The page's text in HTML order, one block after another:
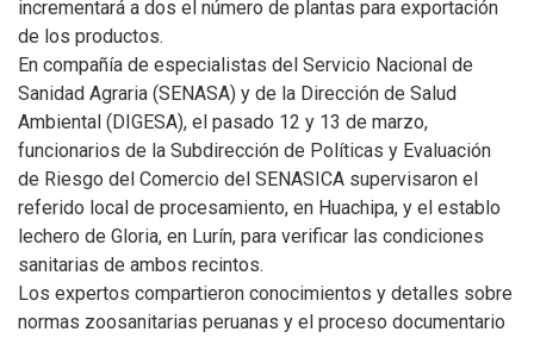
incrementará a dos el número de plantas para exportación
de los productos.
En compañía de especialistas del Servicio Nacional de
Sanidad Agraria (SENASA) y de la Dirección de Salud
Ambiental (DIGESA), el pasado 12 y 13 de marzo,
funcionarios de la Subdirección de Políticas y Evaluación
de Riesgo del Comercio del SENASICA supervisaron el
referido local de procesamiento, en Huachipa, y el establo
lechero de Gloria, en Lurín, para verificar las condiciones
sanitarias de ambos recintos.
Los expertos compartieron conocimientos y detalles sobre
normas zoosanitarias peruanas y el proceso documentario